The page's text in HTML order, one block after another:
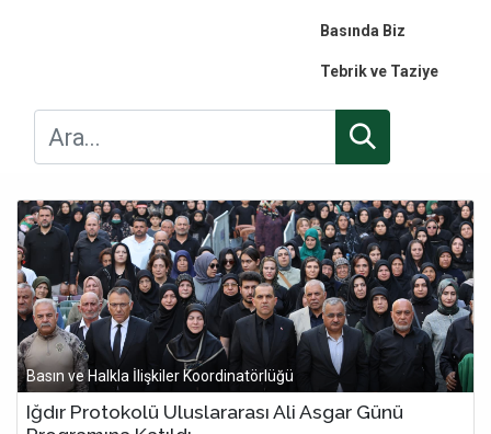
Basında Biz
Tebrik ve Taziye
Basın ve Halkla İlişkiler Koordinatörlüğü
Iğdır Protokolü Uluslararası Ali Asgar Günü